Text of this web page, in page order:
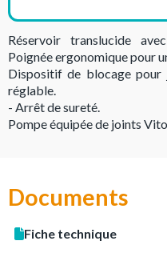
Réservoir translucide
Poignée ergonomique pour
Dispositif de blocage
réglable.
- Arrêt de sureté.
Pompe équipée de joints
Documents
Fiche technique